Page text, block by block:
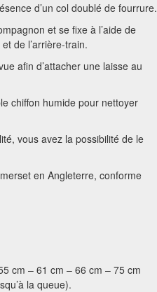
d’un col doublé de fourrure.
et se fixe à l’aide de
de l’arrière-train.
afin d’attacher une laisse au
chiffon humide pour nettoyer
vous avez la possibilité de le
en Angleterre, conforme
cm – 61 cm – 66 cm – 75 cm
la queue).